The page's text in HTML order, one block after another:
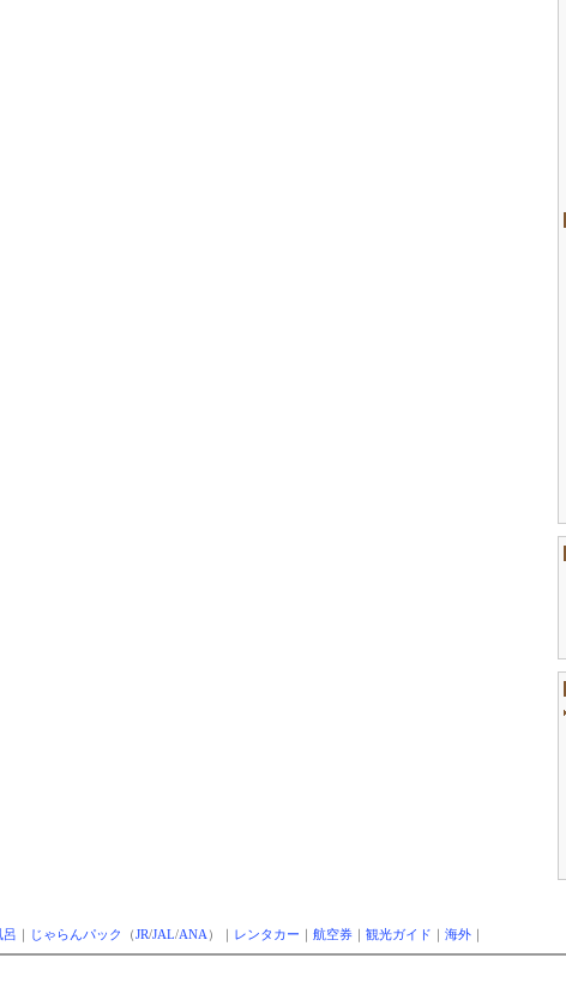
呂 じゃらんパック （JR/JAL/ANA ）｜ レンタカー 航空券 観光ガイド 海外